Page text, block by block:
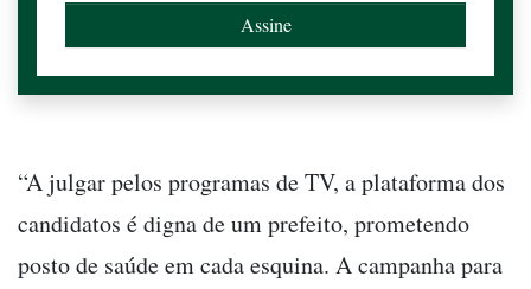
“A julgar pelos programas de TV, a plataforma dos
candidatos é digna de um prefeito, prometendo
posto de saúde em cada esquina. A campanha para